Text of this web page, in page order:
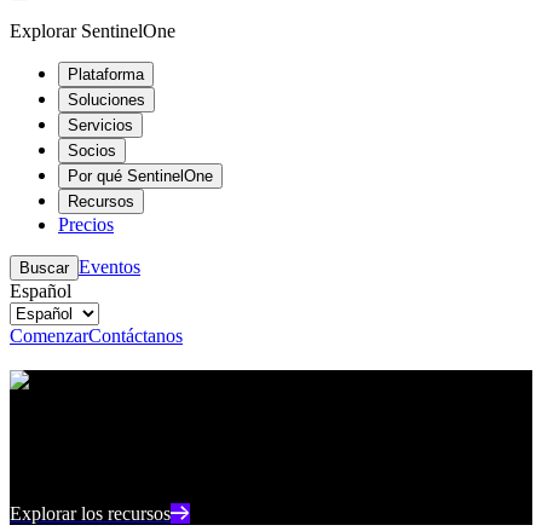
Explorar SentinelOne
Plataforma
Soluciones
Servicios
Socios
Por qué SentinelOne
Recursos
Precios
Buscar Eventos
Español
ComenzarContáctanos
Centro de recursos
Explorar los recursos